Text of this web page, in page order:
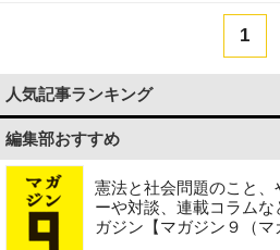
1
人気記事ランキング
編集部おすすめ
憲法と社会問題のこと、
ーや対談、連載コラム
ガジン【マガジン９（マ